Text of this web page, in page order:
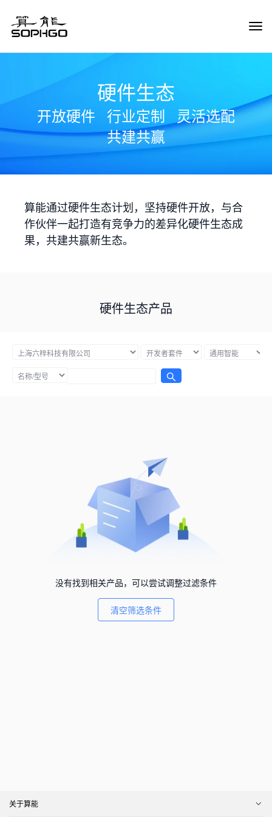
硬件生态
开放硬件 行业定制
灵活选配
共建共赢
算能通过硬件生态计划，坚持硬件开放，与合
作伙伴一起打造有竞争力的差异化硬件生态成
果，共建共赢新生态。
硬件生态产品
没有找到相关产品，可以尝试调整过滤条件
清空筛选条件
关于算能